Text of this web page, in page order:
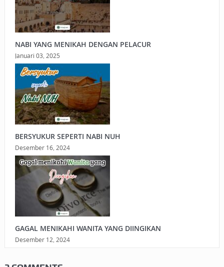
NABI YANG MENIKAH DENGAN PELACUR
Januari 03, 2025
BERSYUKUR SEPERTI NABI NUH
Desember 16, 2024
GAGAL MENIKAHI WANITA YANG DIINGIKAN
Desember 12, 2024